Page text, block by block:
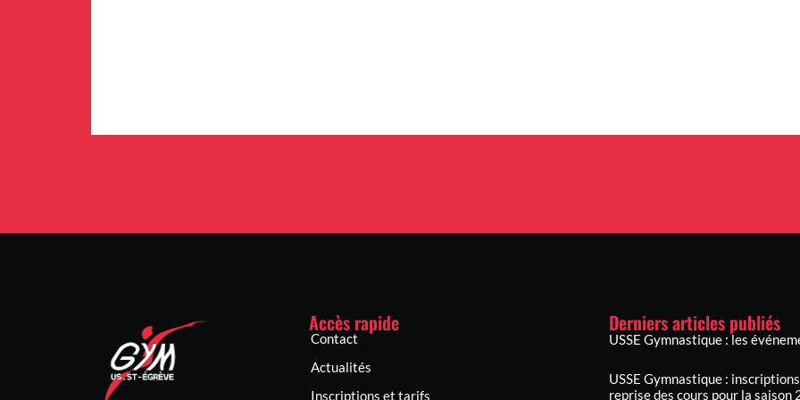
Accès rapide
Contact
Actualités
Inscriptions et tarifs
Derniers articles publiés
USSE Gymnastique : les
USSE Gymnastique :
reprise des cours pour la